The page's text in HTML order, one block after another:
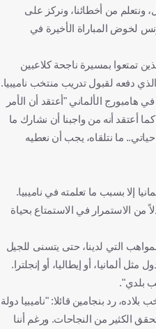
ونتعلم من أخطائنا، ونركز على
لخوض المباراة الأخيرة في
تمتعوا بمسيرة ناجحة كلاعبين
دفعه لقبول تدريب منتخب ناميبيا.
هامبورج الألماني "أعتقد أن الأمر
أعتقد أنه من واجبنا أن نشارك ما
ما نتلقاه، يجب أن نعطيه
إلا بسبب ما تعلمته في ناميبيا.
من الاستمرار في الاستمتاع بحياة
التي لدينا، حتى يتسنى للجيل
ألمانيا، أو إيطاليا، أو إنجلترا.
بلدي".
رد بنجامين قائلا: "ناميبيا دولة
الكثير من النجاحات. ورغم أننا